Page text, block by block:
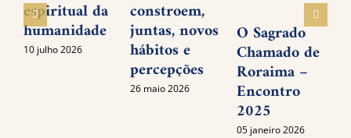
espiritual da
humanidade
10 julho 2026
constroem,
juntas, novos
hábitos e
percepções
26 maio 2026
O Sagrado
Chamado de
Roraima –
Encontro
2025
05 janeiro 2026